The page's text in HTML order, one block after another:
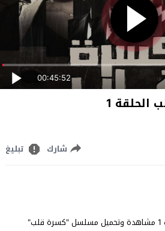
00:45:52
1
شارك تبليغ
مسلسل كسرة قلب الحلقة 1 مشاهدة وتحميل مسلسل "كسرة قلب"